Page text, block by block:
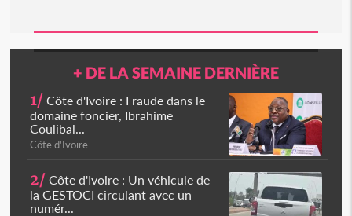
+ DE LA SEMAINE DERNIÈRE
1/ Côte d'Ivoire : Fraude dans le
domaine foncier, Ibrahime
Coulibal...
Côte d'Ivoire
2/ Côte d'Ivoire : Un véhicule de
la GESTOCI circulant avec un
numér...